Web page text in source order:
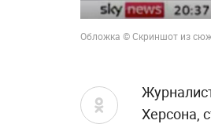
Обложка © Скриншот из
Херсона,